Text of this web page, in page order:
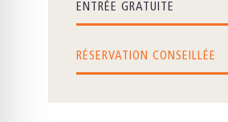
ENTRÉE GRATUITE
RÉSERVATION CONSEILLÉE